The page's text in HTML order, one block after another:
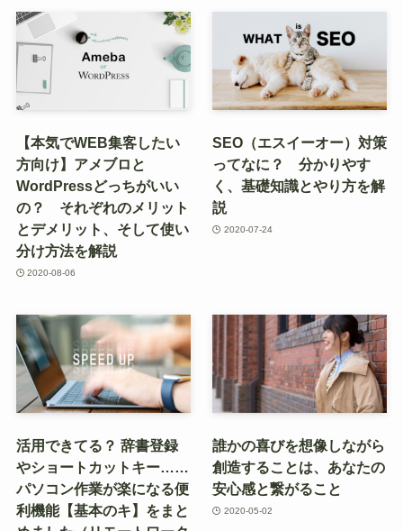
【本気でWEB集客したい
方向け】アメブロと
WordPressどっちがいい
の？ それぞれのメリット
とデメリット、そして使い
分け方法を解説
2020-08-06
SEO（エスイーオー）対策
ってなに？ 分かりやす
く、基礎知識とやり方を解
説
2020-07-24
活用できてる？ 辞書登録
やショートカットキー……
パソコン作業が楽になる便
利機能【基本のキ】をまと
誰かの喜びを想像しながら
創造することは、あなたの
安心感と繋がること
2020-05-02